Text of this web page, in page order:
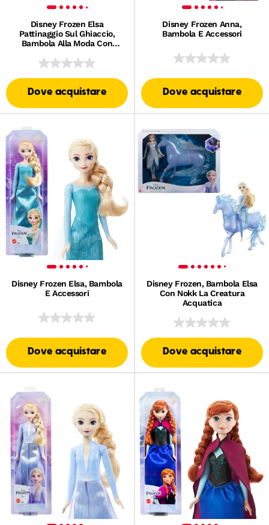
Disney Frozen Elsa
Pattinaggio Sul Ghiaccio,
Bambola Alla Moda Con
Frozen: Festa D'Inverno
Dove acquistare
Disney Frozen Anna,
Bambola E Accessori
Dove acquistare
Disney Frozen Elsa, Bambola
E Accessori
Dove acquistare
Disney Frozen, Bambola Elsa
Con Nokk La Creatura
Acquatica
Dove acquistare